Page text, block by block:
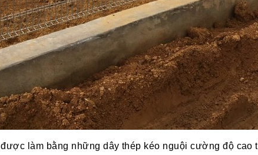
được làm bằng những dây thép kéo nguội cường độ